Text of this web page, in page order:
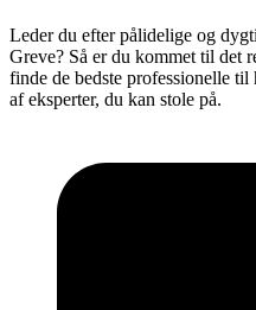
Leder du efter pålidelige og
Greve? Så er du kommet til det
finde de bedste professionelle
af eksperter, du kan stole på.